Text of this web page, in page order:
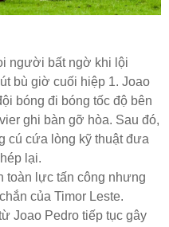
người bất ngờ khi lội
bù giờ cuối hiệp 1. Joao
bóng đi bóng tốc độ bên
ghi bàn gỡ hòa. Sau đó,
cú cứa lòng kỹ thuật đưa
lại.
toàn lực tấn công nhưng
của Timor Leste.
Joao Pedro tiếp tục gây